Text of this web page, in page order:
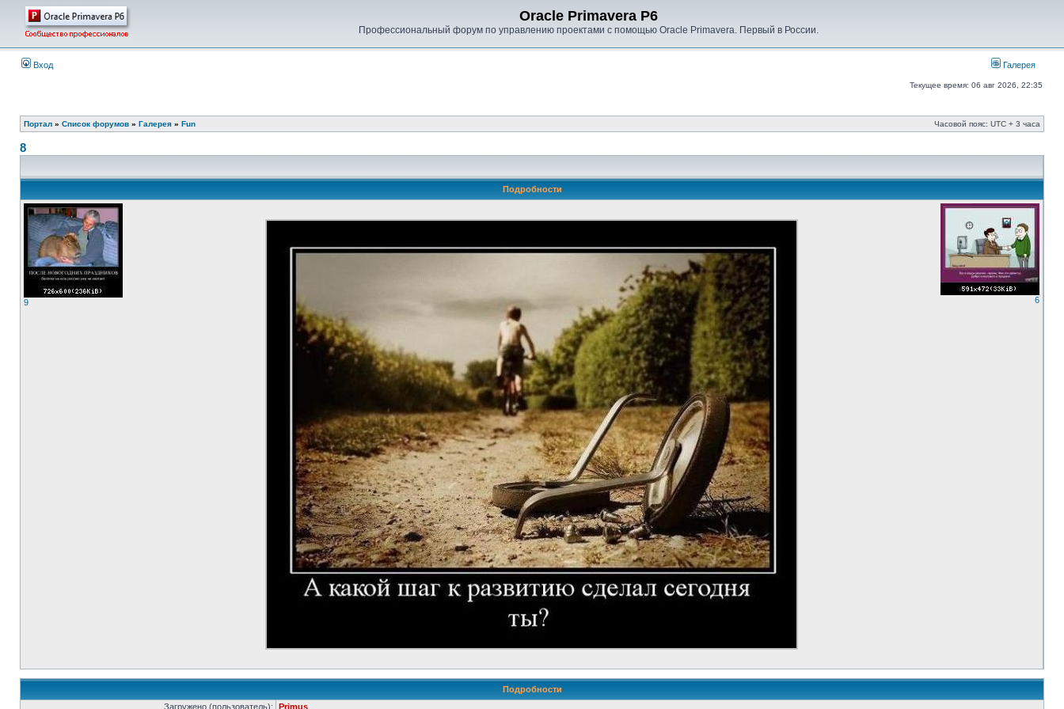
Oracle Primavera P6
Профессиональный форум по управлению проектами с помощью Oracle Primavera. Первый в России.
Вход Галерея
Текущее время: 06 авг 2026, 22:35
Портал » Список форумов » Галерея » Fun Часовой пояс: UTC + 3 часа
8
Подробности
9 6
Подробности
Загружено (пользователь):
Primus